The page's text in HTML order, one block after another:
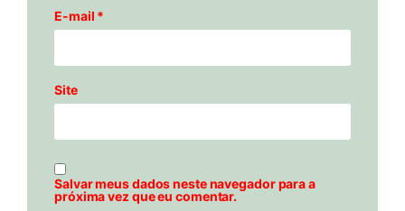
E-mail *
Site
Salvar meus dados neste navegador para a
próxima vez que eu comentar.